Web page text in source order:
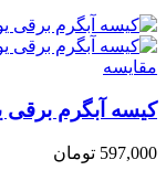
مقایسه
کیسه آبگرم برقی
597,000 تومان